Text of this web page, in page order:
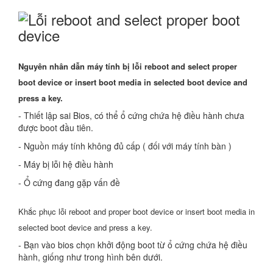
Nguyên nhân dẫn máy tính bị lỗi reboot and select proper
boot device or insert boot media in selected boot device and
press a key.
- Thiết lập sai Bios, có thể ổ cứng chứa hệ điều hành chưa
được boot đầu tiên.
- Nguồn máy tính không đủ cấp ( đối với máy tính bàn )
- Máy bị lỗi hệ điều hành
- Ổ cứng đang gặp vấn đề
Khắc phục lỗi reboot and proper boot device or insert boot media in
selected boot device and press a key.
- Bạn vào bios chọn khởi động boot từ ổ cứng chứa hệ điều
hành, giống như trong hình bên dưới.